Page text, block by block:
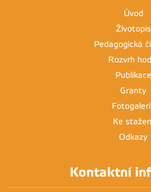
Úvod
Životopis
Pedagogická
Rozvrh
Publikace
Granty
Ke
Odkazy
Kontaktní